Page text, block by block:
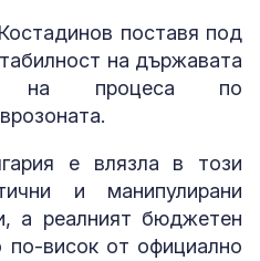
поставя под
на държавата
на процеса по
е влязла в този
и манипулирани
а реалният бюджетен
по-висок от официално